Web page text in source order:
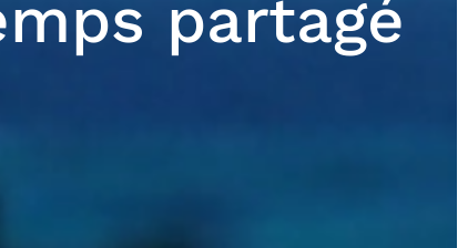
partagé